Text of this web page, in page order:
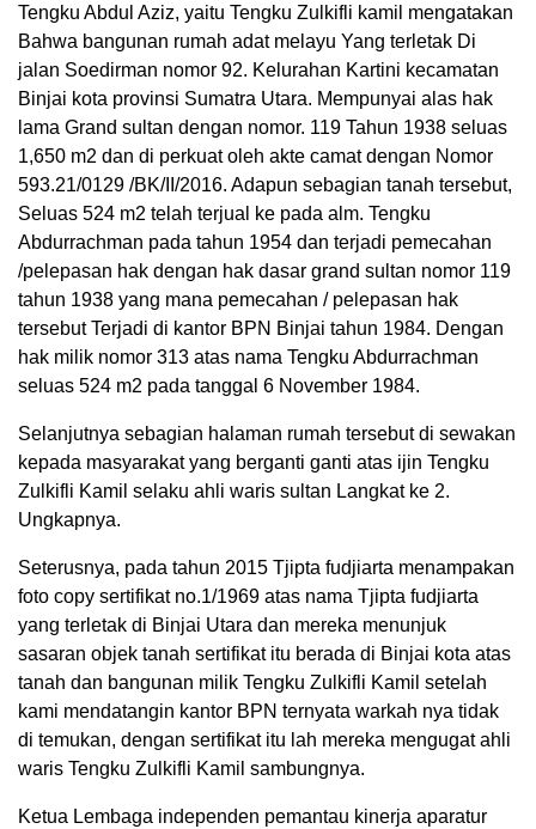
Tengku Abdul Aziz, yaitu Tengku Zulkifli kamil mengatakan
Bahwa bangunan rumah adat melayu Yang terletak Di
jalan Soedirman nomor 92. Kelurahan Kartini kecamatan
Binjai kota provinsi Sumatra Utara. Mempunyai alas hak
lama Grand sultan dengan nomor. 119 Tahun 1938 seluas
1,650 m2 dan di perkuat oleh akte camat dengan Nomor
593.21/0129 /BK/II/2016. Adapun sebagian tanah tersebut,
Seluas 524 m2 telah terjual ke pada alm. Tengku
Abdurrachman pada tahun 1954 dan terjadi pemecahan
/pelepasan hak dengan hak dasar grand sultan nomor 119
tahun 1938 yang mana pemecahan / pelepasan hak
tersebut Terjadi di kantor BPN Binjai tahun 1984. Dengan
hak milik nomor 313 atas nama Tengku Abdurrachman
seluas 524 m2 pada tanggal 6 November 1984.
Selanjutnya sebagian halaman rumah tersebut di sewakan
kepada masyarakat yang berganti ganti atas ijin Tengku
Zulkifli Kamil selaku ahli waris sultan Langkat ke 2.
Ungkapnya.
Seterusnya, pada tahun 2015 Tjipta fudjiarta menampakan
foto copy sertifikat no.1/1969 atas nama Tjipta fudjiarta
yang terletak di Binjai Utara dan mereka menunjuk
sasaran objek tanah sertifikat itu berada di Binjai kota atas
tanah dan bangunan milik Tengku Zulkifli Kamil setelah
kami mendatangin kantor BPN ternyata warkah nya tidak
di temukan, dengan sertifikat itu lah mereka mengugat ahli
waris Tengku Zulkifli Kamil sambungnya.
Ketua Lembaga independen pemantau kinerja aparatur